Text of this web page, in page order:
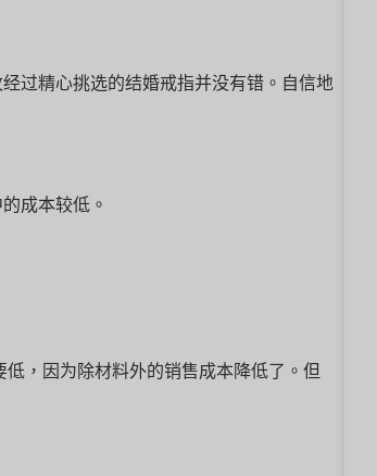
过精心挑选的结婚戒指并没有错。自信地
成本较低。
，因为除材料外的销售成本降低了。但